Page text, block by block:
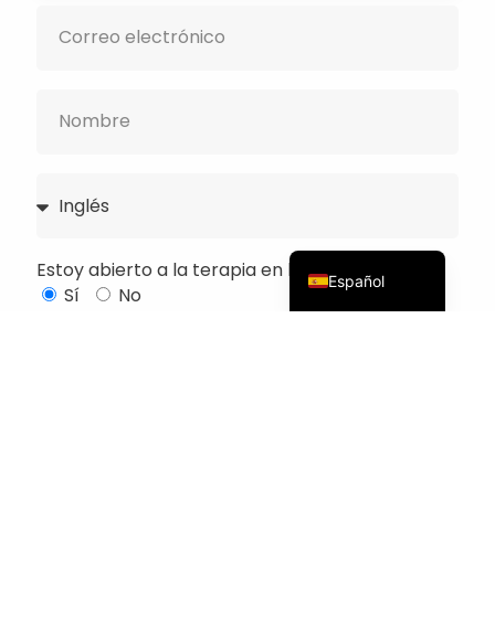
Estoy abierto a la terapia en línea
Sí
No
Español